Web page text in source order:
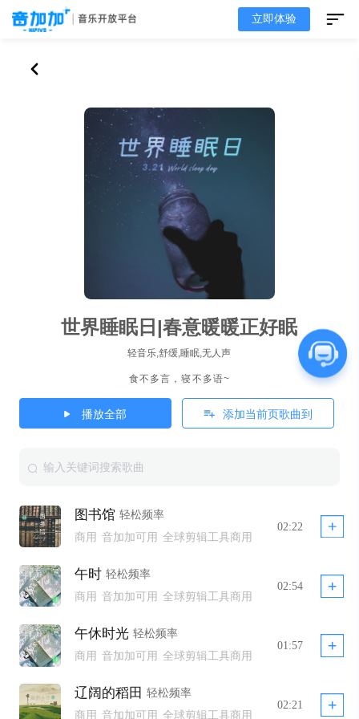
立即体验
世界睡眠日|春意暖暖正好眠
轻音乐,舒缓,睡眠,无人声
食不多言，寝不多语~
播放全部 添加当前页歌曲到
图书馆 轻松频率
商用 音加加可用 全球剪辑工具商用
02:22
午时 轻松频率
商用 音加加可用 全球剪辑工具商用
02:54
午休时光 轻松频率
商用 音加加可用 全球剪辑工具商用
01:57
辽阔的稻田 轻松频率
商用 音加加可用 全球剪辑工具商用
02:21